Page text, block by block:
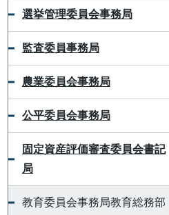
選挙管理委員会事務局
監査委員事務局
農業委員会事務局
公平委員会事務局
固定資産評価審査委員会書記
局
教育委員会事務局教育総務部